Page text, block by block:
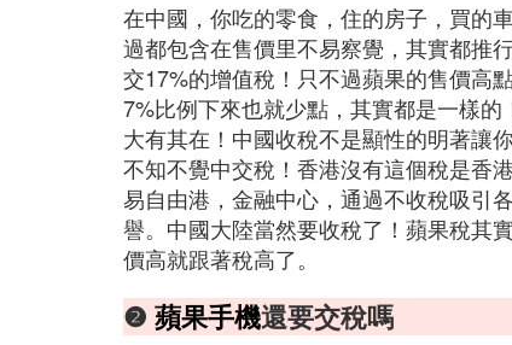
在中國，你吃的零食，住的房子，買的
過都包含在售價里不易察覺，其實都推
交17%的增值稅！只不過蘋果的售價高
7%比例下來也就少點，其實都是一樣
大有其在！中國收稅不是顯性的明著讓
不知不覺中交稅！香港沒有這個稅是香
易自由港，金融中心，通過不收稅吸引
譽。中國大陸當然要收稅了！蘋果稅其
價高就跟著稅高了。
❷ 蘋果手機還要交稅嗎